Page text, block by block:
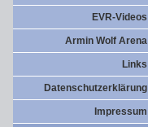
EVR-Videos
Armin Wolf Arena
Links
Datenschutzerklärung
Impressum